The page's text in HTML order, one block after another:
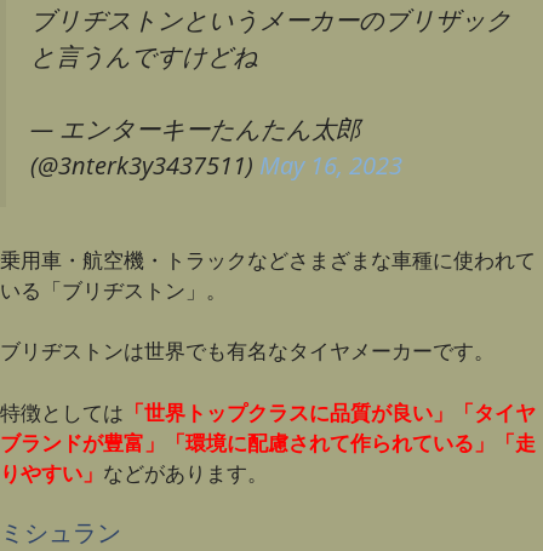
ブリヂストンというメーカーのブリザック
と言うんですけどね
— エンターキーたんたん太郎
(@3nterk3y3437511) May 16, 2023
乗用車・航空機・トラックなどさまざまな車種に使われて
いる「ブリヂストン」。
ブリヂストンは世界でも有名なタイヤメーカーです。
特徴としては 「世界トップクラスに品質が良い」「タイヤ
ブランドが豊富」「環境に配慮されて作られている」「走
りやすい」 などがあります。
ミシュラン